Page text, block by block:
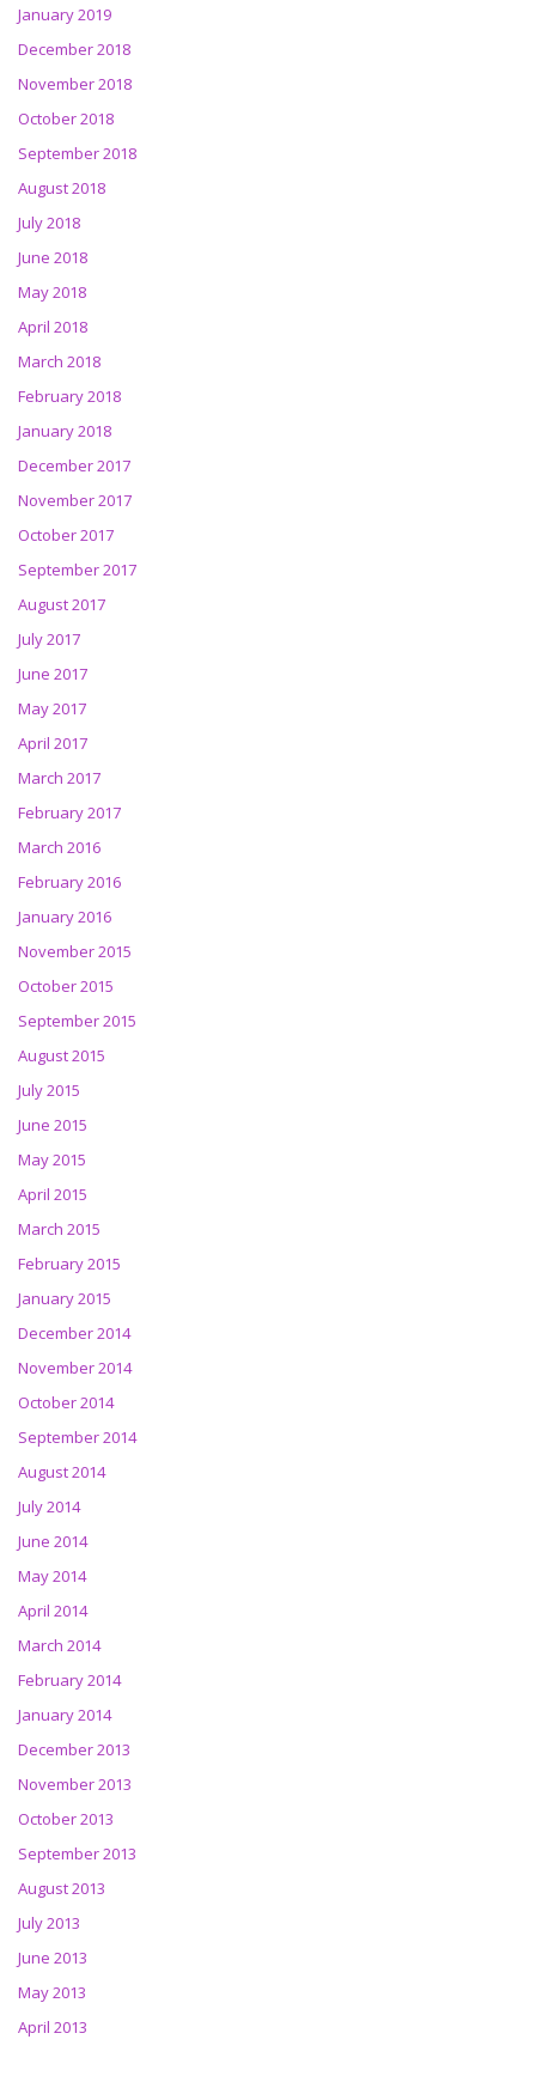
January 2019
December 2018
November 2018
October 2018
September 2018
August 2018
July 2018
June 2018
May 2018
April 2018
March 2018
February 2018
January 2018
December 2017
November 2017
October 2017
September 2017
August 2017
July 2017
June 2017
May 2017
April 2017
March 2017
February 2017
March 2016
February 2016
January 2016
November 2015
October 2015
September 2015
August 2015
July 2015
June 2015
May 2015
April 2015
March 2015
February 2015
January 2015
December 2014
November 2014
October 2014
September 2014
August 2014
July 2014
June 2014
May 2014
April 2014
March 2014
February 2014
January 2014
December 2013
November 2013
October 2013
September 2013
August 2013
July 2013
June 2013
May 2013
April 2013